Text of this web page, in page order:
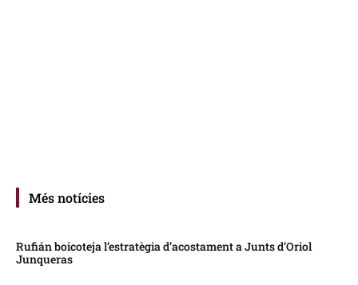
Més notícies
Rufián boicoteja l’estratègia d’acostament a Junts d’Oriol
Junqueras